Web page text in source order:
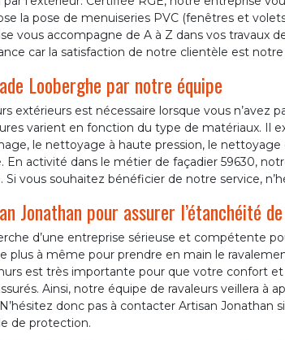
la pose de menuiseries PVC (fenêtres et
vous accompagne de A à Z dans vos travaux
car la satisfaction de notre clientèle est
Looberghe par notre équipe
extérieurs est nécessaire lorsque vous n’avez
varient en fonction du type de matériaux. Il
le nettoyage à haute pression, le
En activité dans le métier de façadier 59630,
vous souhaitez bénéficier de notre service,
Jonathan pour assurer l’étanchéité
d’une entreprise sérieuse et compétente
plus à même pour prendre en main le
est très importante pour que votre confort
Ainsi, notre équipe de ravaleurs veillera à
donc pas à contacter Artisan Jonathan
de protection.